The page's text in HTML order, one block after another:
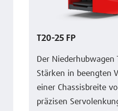
T20-25 FP
Der Niederhubwagen
Stärken in beengten
einer Chassisbreite
präzisen